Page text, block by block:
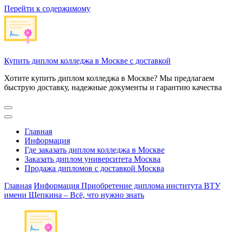
Перейти к содержимому
Купить диплом колледжа в Москве с доставкой
Хотите купить диплом колледжа в Москве? Мы предлагаем
быструю доставку, надежные документы и гарантию качества
Главная
Информация
Где заказать диплом колледжа в Москве
Заказать диплом университета Москва
Продажа дипломов с доставкой Москва
Главная Информация Приобретение диплома института ВТУ
имени Щепкина – Всё, что нужно знать